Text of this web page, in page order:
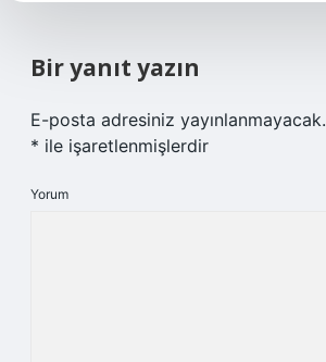
Bir yanıt yazın
E-posta adresiniz yayınlanmayacak.
* ile işaretlenmişlerdir
Yorum